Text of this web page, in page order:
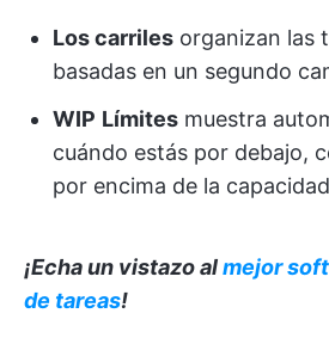
Los carriles organizan las
basadas en un segundo
WIP Límites muestra
cuándo estás por debajo,
por encima de la
¡Echa un vistazo almejor
de tareas!